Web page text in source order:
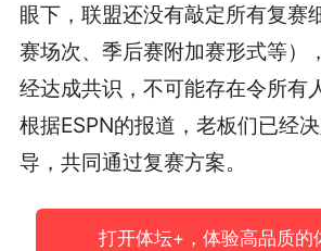
眼下，联盟还没有敲定所有复赛
赛场次、季后赛附加赛形式等）
经达成共识，不可能存在令所有
根据ESPN的报道，老板们已经
导，共同通过复赛方案。
打开体坛+，体验高品质的